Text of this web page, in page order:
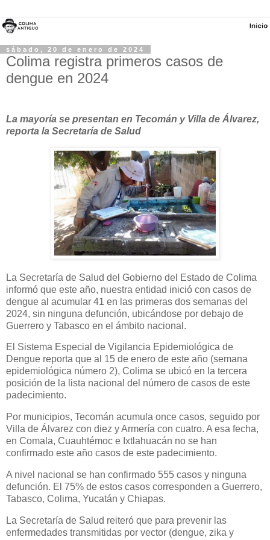
sábado, 20 de enero de 2024
Colima registra primeros casos de
dengue en 2024
La mayoría se presentan en Tecomán y Villa de Álvarez,
reporta la Secretaría de Salud
La Secretaría de Salud del Gobierno del Estado de Colima
informó que este año, nuestra entidad inició con casos de
dengue al acumular 41 en las primeras dos semanas del
2024, sin ninguna defunción, ubicándose por debajo de
Guerrero y Tabasco en el ámbito nacional.
El Sistema Especial de Vigilancia Epidemiológica de
Dengue reporta que al 15 de enero de este año (semana
epidemiológica número 2), Colima se ubicó en la tercera
posición de la lista nacional del número de casos de este
padecimiento.
Por municipios, Tecomán acumula once casos, seguido por
Villa de Álvarez con diez y Armería con cuatro. A esa fecha,
en Comala, Cuauhtémoc e Ixtlahuacán no se han
confirmado este año casos de este padecimiento.
A nivel nacional se han confirmado 555 casos y ninguna
defunción. El 75% de estos casos corresponden a Guerrero,
Tabasco, Colima, Yucatán y Chiapas.
La Secretaría de Salud reiteró que para prevenir las
enfermedades transmitidas por vector (dengue, zika y